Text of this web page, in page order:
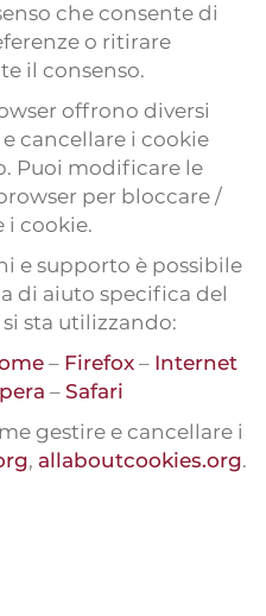
che consente di
o ritirare
il consenso.
offrono diversi
cancellare i cookie
Puoi modificare le
per bloccare /
i cookie.
e supporto è possibile
di aiuto specifica del
sta utilizzando:
– Firefox– Internet
– Safari
gestire e cancellare i
, allaboutcookies.org.